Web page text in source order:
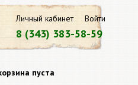
Личный кабинет Войти
8 (343) 383-58-59
пуста